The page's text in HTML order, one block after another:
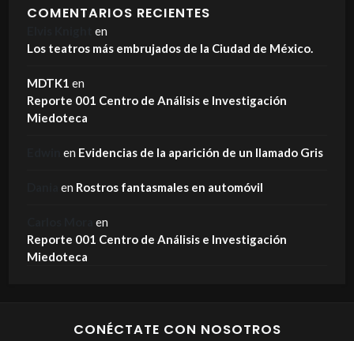
COMENTARIOS RECIENTES
en
Los teatros más embrujados de la Ciudad de México.
MDTK1 en
Reporte 001 Centro de Análisis e Investigación
Miedoteca
en Evidencias de la aparición de un llamado Gris
en Rostros fantasmales en automóvil
en
Reporte 001 Centro de Análisis e Investigación
Miedoteca
CONÉCTATE CON NOSOTROS